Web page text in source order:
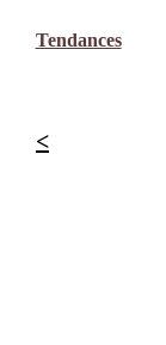
Tendances